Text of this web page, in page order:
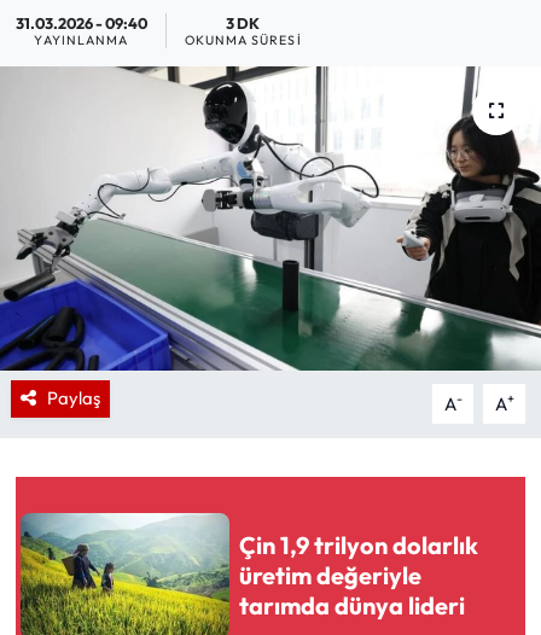
31.03.2026 - 09:40
YAYINLANMA
3 DK
OKUNMA SÜRESI
Paylaş A- A+
Çin 1,9 trilyon dolarlık
üretim değeriyle
tarımda dünya lideri
Asya-Pasifik
Yazarlar